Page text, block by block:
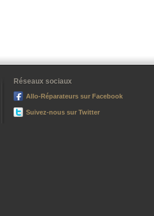
Réseaux sociaux
Allo-Réparateurs sur Facebook
Suivez-nous sur Twitter